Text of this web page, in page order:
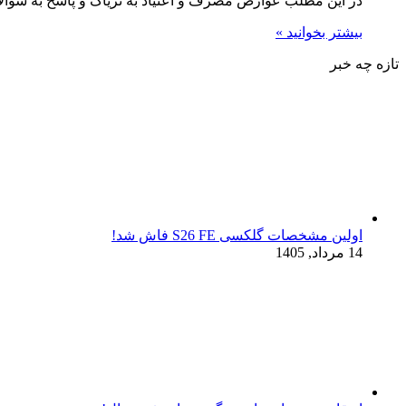
بیشتر بخوانید »
تازه چه خبر
اولین مشخصات گلکسی S26 FE فاش شد!
14 مرداد, 1405